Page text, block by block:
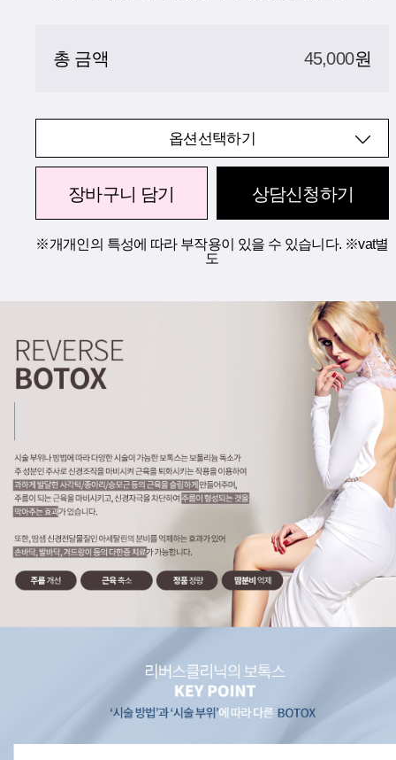
총 금액 45,000원
옵션선택하기
장바구니 담기 상담신청하기
※개개인의 특성에 따라 부작용이 있을 수 있습니다. ※vat별
도